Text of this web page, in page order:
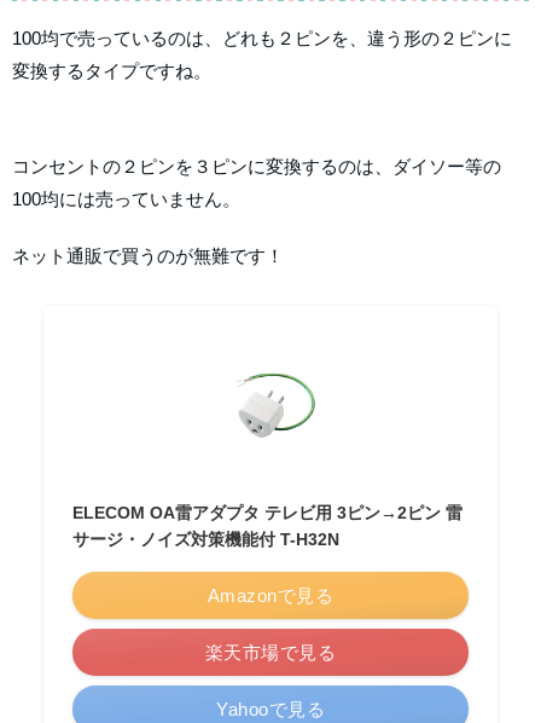
100均で売っているのは、どれも２ピンを、違う形の２ピンに
変換するタイプですね。
コンセントの２ピンを３ピンに変換するのは、ダイソー等の
100均には売っていません。
ネット通販で買うのが無難です！
ELECOM OA雷アダプタ テレビ用 3ピン→2ピン 雷
サージ・ノイズ対策機能付 T-H32N
Amazonで見る
楽天市場で見る
Yahooで見る